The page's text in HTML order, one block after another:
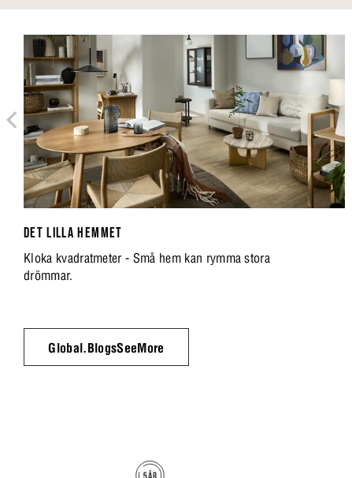
DET LILLA HEMMET
Kloka kvadratmeter - Små hem kan rymma stora
drömmar.
Global.BlogsSeeMore